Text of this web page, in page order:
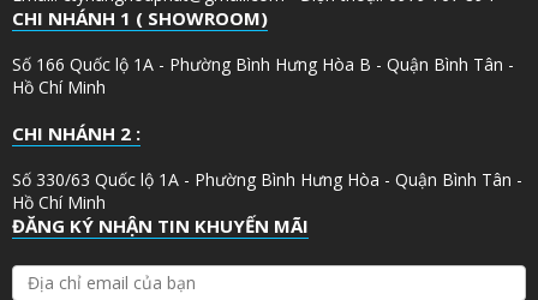
CHI NHÁNH 1 ( SHOWROOM)
Số 166 Quốc lộ 1A - Phường Bình Hưng Hòa B - Quận Bình Tân -
Hồ Chí Minh
CHI NHÁNH 2 :
Số 330/63 Quốc lộ 1A - Phường Bình Hưng Hòa - Quận Bình Tân -
Hồ Chí Minh
ĐĂNG KÝ NHẬN TIN KHUYẾN MÃI
Đ